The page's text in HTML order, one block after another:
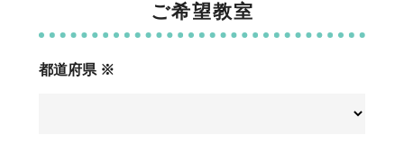
ご希望教室
都道府県 ※